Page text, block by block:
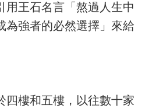
用王石名言「熬過人生中
為強者的必然選擇」來給
四樓和五樓，以往數十家